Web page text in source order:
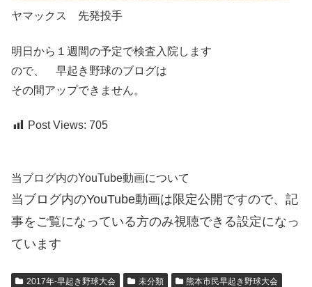
ヤマックス 先発投手
明日から１週間の予定で検査入院します
ので、 早起き野球のブログは
その間アップできません。
Post Views: 705
当ブログ内のYouTube動画について
当ブログ内のYouTube動画は限定公開ですので、記
事をご覧になっている方のみ視聴できる設定になっ
ています
2017年-早起き野球大会 未分類 熊本市民早起き野球大会